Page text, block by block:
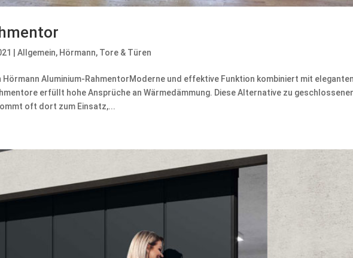
|Allgemein, Hörmann, Tore & Türen
Hörmann Aluminium-RahmentorModerne und effektive Funktion kombiniert mit
erfüllt hohe Ansprüche an Wärmedämmung. Diese Alternative zu
oft dort zum Einsatz,...